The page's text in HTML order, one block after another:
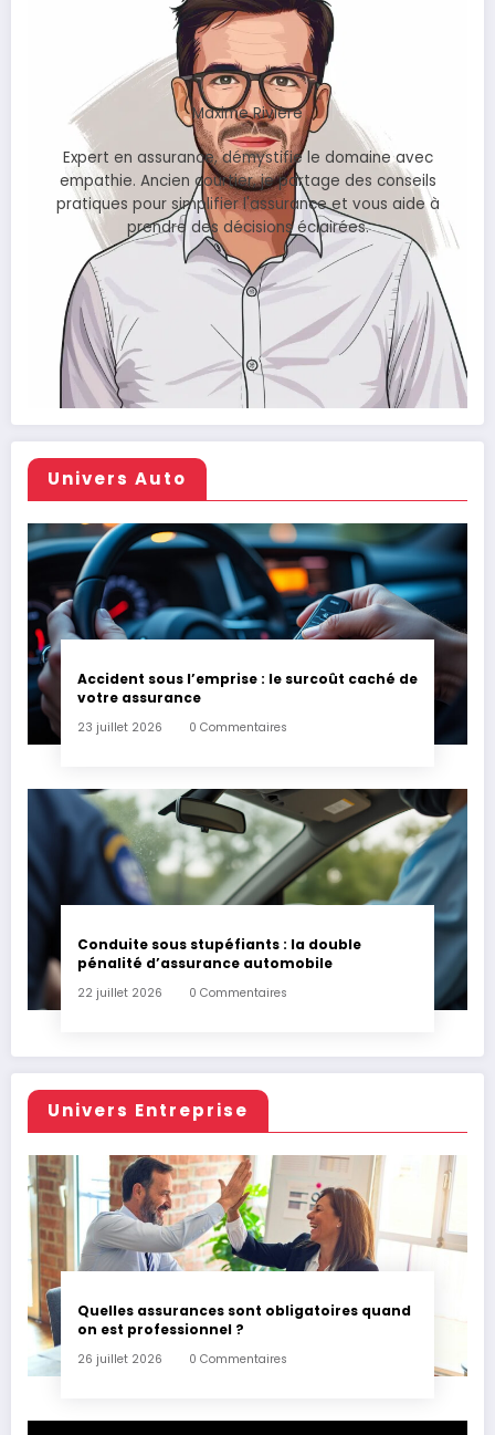
Maxime Rivière
Expert en assurance, démystifie le domaine avec
empathie. Ancien courtier, je partage des conseils
pratiques pour simplifier l'assurance et vous aide à
prendre des décisions éclairées.
Univers Auto
Accident sous l’emprise : le surcoût caché de
votre assurance
23 juillet 2026 0 Commentaires
Conduite sous stupéfiants : la double
pénalité d’assurance automobile
22 juillet 2026 0 Commentaires
Univers Entreprise
Quelles assurances sont obligatoires quand
on est professionnel ?
26 juillet 2026 0 Commentaires